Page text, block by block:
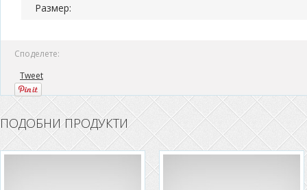
Размер:
Споделете:
Tweet
ПОДОБНИ ПРОДУКТИ